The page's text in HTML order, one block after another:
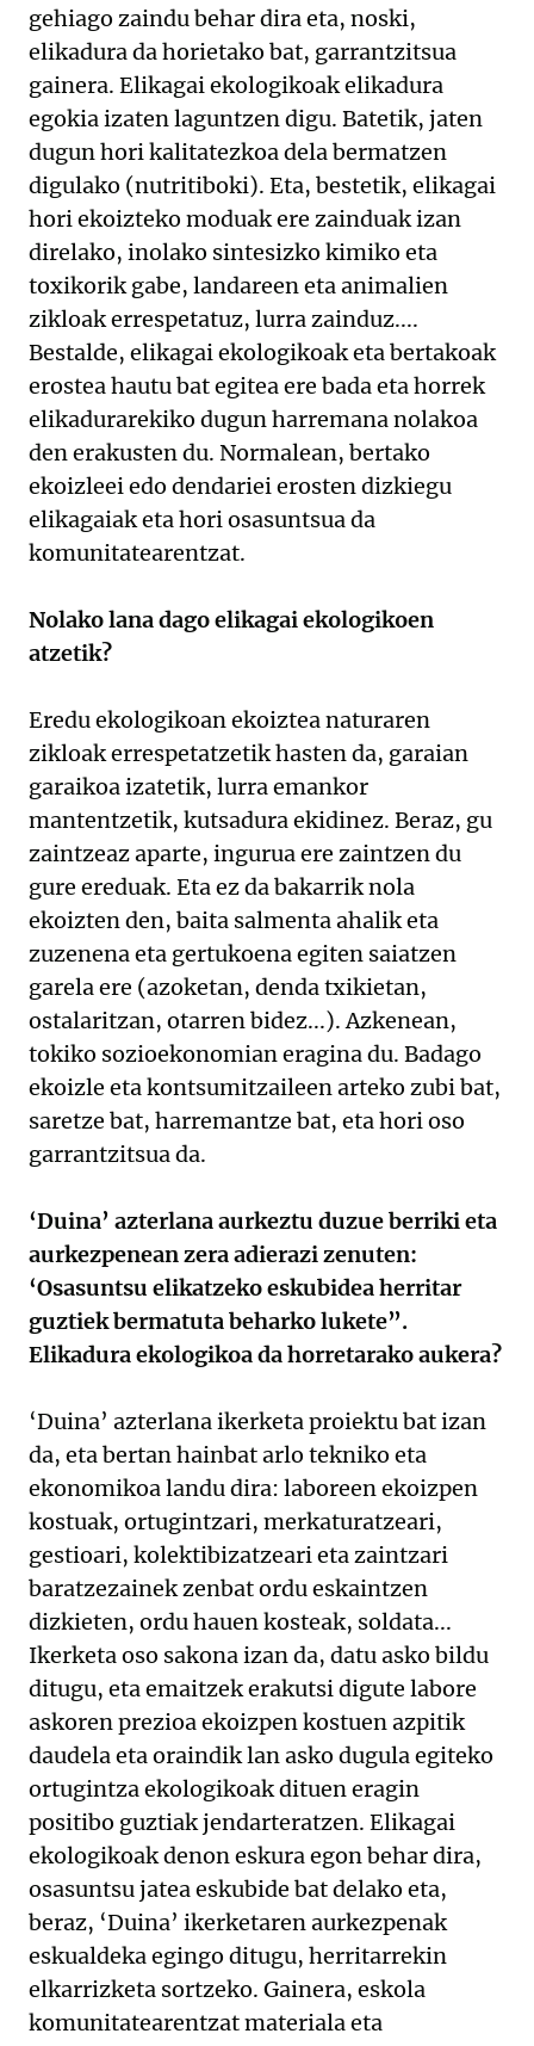
gehiago zaindu behar dira eta, noski,
elikadura da horietako bat, garrantzitsua
gainera. Elikagai ekologikoak elikadura
egokia izaten laguntzen digu. Batetik, jaten
dugun hori kalitatezkoa dela bermatzen
digulako (nutritiboki). Eta, bestetik, elikagai
hori ekoizteko moduak ere zainduak izan
direlako, inolako sintesizko kimiko eta
toxikorik gabe, landareen eta animalien
zikloak errespetatuz, lurra zainduz....
Bestalde, elikagai ekologikoak eta bertakoak
erostea hautu bat egitea ere bada eta horrek
elikadurarekiko dugun harremana nolakoa
den erakusten du. Normalean, bertako
ekoizleei edo dendariei erosten dizkiegu
elikagaiak eta hori osasuntsua da
komunitatearentzat.
Nolako lana dago elikagai ekologikoen
atzetik?
Eredu ekologikoan ekoiztea naturaren
zikloak errespetatzetik hasten da, garaian
garaikoa izatetik, lurra emankor
mantentzetik, kutsadura ekidinez. Beraz, gu
zaintzeaz aparte, ingurua ere zaintzen du
gure ereduak. Eta ez da bakarrik nola
ekoizten den, baita salmenta ahalik eta
zuzenena eta gertukoena egiten saiatzen
garela ere (azoketan, denda txikietan,
ostalaritzan, otarren bidez...). Azkenean,
tokiko sozioekonomian eragina du. Badago
ekoizle eta kontsumitzaileen arteko zubi bat,
saretze bat, harremantze bat, eta hori oso
garrantzitsua da.
‘Duina’ azterlana aurkeztu duzue berriki eta
aurkezpenean zera adierazi zenuten:
‘Osasuntsu elikatzeko eskubidea herritar
guztiek bermatuta beharko lukete”.
Elikadura ekologikoa da horretarako aukera?
‘Duina’ azterlana ikerketa proiektu bat izan
da, eta bertan hainbat arlo tekniko eta
ekonomikoa landu dira: laboreen ekoizpen
kostuak, ortugintzari, merkaturatzeari,
gestioari, kolektibizatzeari eta zaintzari
baratzezainek zenbat ordu eskaintzen
dizkieten, ordu hauen kosteak, soldata...
Ikerketa oso sakona izan da, datu asko bildu
ditugu, eta emaitzek erakutsi digute labore
askoren prezioa ekoizpen kostuen azpitik
daudela eta oraindik lan asko dugula egiteko
ortugintza ekologikoak dituen eragin
positibo guztiak jendarteratzen. Elikagai
ekologikoak denon eskura egon behar dira,
osasuntsu jatea eskubide bat delako eta,
beraz, ‘Duina’ ikerketaren aurkezpenak
eskualdeka egingo ditugu, herritarrekin
elkarrizketa sortzeko. Gainera, eskola
komunitatearentzat materiala eta